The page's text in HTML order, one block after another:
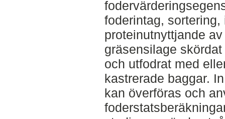
foderintag,
proteinutnyttjande
gräsensilage
och utfodrat med
kastrerade baggar.
kan överföras och